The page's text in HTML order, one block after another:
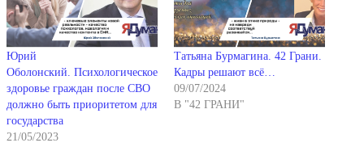
Юрий
Оболонский. Психологическое
здоровье граждан после СВО
должно быть приоритетом для
государства
21/05/2023
Татьяна Бурмагина. 42 Грани.
Кадры решают всё…
09/07/2024
В "42 ГРАНИ"